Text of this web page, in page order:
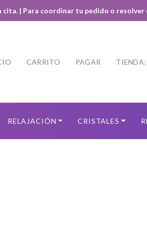
cita. | Para coordinar tu pedido o resolver
CARRITO PAGAR TIENDA:
RELAJACIÓN CRISTALES